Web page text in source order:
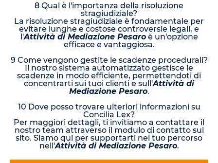
8 Qual è l'importanza della risoluzione
stragiudiziale?
La risoluzione stragiudiziale è fondamentale per
evitare lunghe e costose controversie legali, e
l'Attività di Mediazione Pesaroè un'opzione
efficace e vantaggiosa.
9 Come vengono gestite le scadenze procedurali?
Il nostro sistema automatizzato gestisce le
scadenze in modo efficiente, permettendoti di
concentrarti sui tuoi clienti e sull'Attività di
Mediazione Pesaro.
10 Dove posso trovare ulteriori informazioni su
Concilia Lex?
Per maggiori dettagli, ti invitiamo a contattare il
nostro team attraverso il modulo di contatto sul
sito. Siamo qui per supportarti nel tuo percorso
nell'Attività di Mediazione Pesaro.